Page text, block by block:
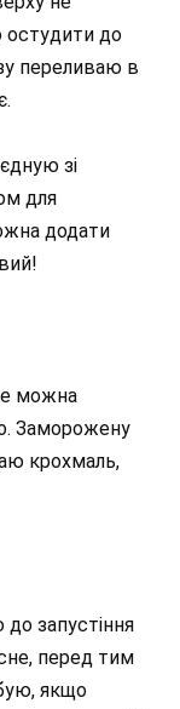
остудити до
переливаю в
зі
для
додати
можна
Заморожену
крохмаль,
запустіння
перед тим
якщо